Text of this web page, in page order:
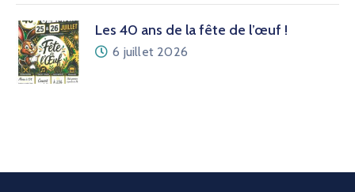
Les 40 ans de la fête de l’œuf !
6 juillet 2026